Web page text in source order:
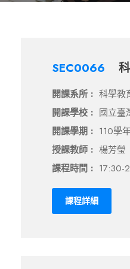
SEC0066
開課系所 : 科學教
開課學校 : 國立臺
開課學期 : 110學
授課教師 : 楊芳瑩
課程時間 : 17:30-
課程詳細